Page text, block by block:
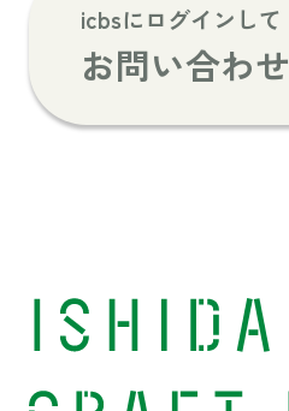
icbsにログインして
お問い合わせ